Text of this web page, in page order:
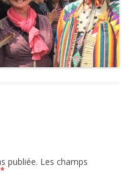
publiée. Les champs
*